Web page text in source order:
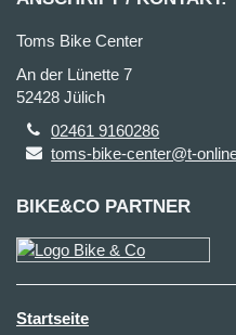
Toms Bike Center
An der Lünette 7
52428 Jülich
02461 9160286
toms-bike-center@t-
BIKE&CO PARTNER
Startseite